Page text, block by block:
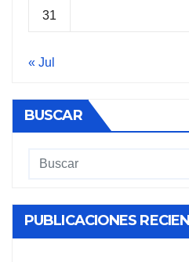
31
« Jul
BUSCAR
PUBLICACIONES